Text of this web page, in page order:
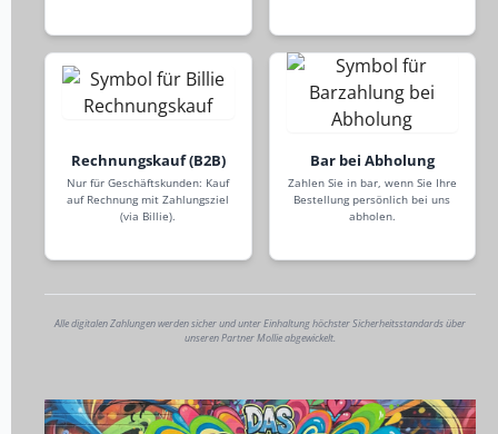
Rechnungskauf (B2B)
Nur für Geschäftskunden: Kauf
auf Rechnung mit Zahlungsziel
(via Billie).
Bar bei Abholung
Zahlen Sie in bar, wenn Sie Ihre
Bestellung persönlich bei uns
abholen.
Alle digitalen Zahlungen werden sicher und unter Einhaltung höchster Sicherheitsstandards über
unseren Partner Mollie abgewickelt.